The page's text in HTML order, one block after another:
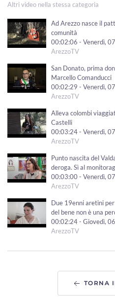
Altri video nella stessa categoria
Ad Arezzo nasce il
comunità
00:02:06 - Venerdì,
ArezzoTV
San Donato, prima
Marcello Comanducci
00:02:29 - Venerdì,
ArezzoTV
Alleva colombi
Castelli
00:03:24 - Venerdì,
ArezzoTV
Punto nascita del
deroga. Sì al
00:03:00 - Venerdì,
ArezzoTV
Due 19enni aretini
del bene non è una
00:02:24 - Giovedì,
ArezzoTV
TORNA